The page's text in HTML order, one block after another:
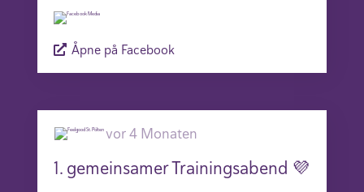
Åpne på Facebook
vor 4 Monaten
1. gemeinsamer Trainingsabend 💜